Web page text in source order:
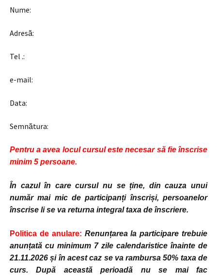
Nume:
Adresă:
Tel .:
e-mail:
Data:
Semnătura:
Pentru a avea locul cursul este necesar să fie înscrise
minim 5 persoane.
În cazul în care cursul nu se ține, din cauza unui
număr mai mic de participanți înscriși, persoanelor
înscrise li se va returna integral taxa de înscriere.
Politica de anulare: Renunțarea la participare trebuie
anunțată cu minimum 7 zile calendaristice înainte de
21.11.2026 și în acest caz se va rambursa 50% taxa de
curs. După această perioadă nu se mai fac